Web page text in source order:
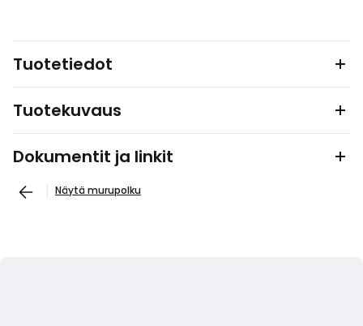
Tuotetiedot
Tuotekuvaus
Dokumentit ja linkit
Näytä murupolku